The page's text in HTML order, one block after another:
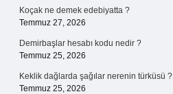
Koçak ne demek edebiyatta ?
Temmuz 27, 2026
Demirbaşlar hesabı kodu nedir ?
Temmuz 25, 2026
Keklik dağlarda şağılar nerenin türküsü ?
Temmuz 25, 2026